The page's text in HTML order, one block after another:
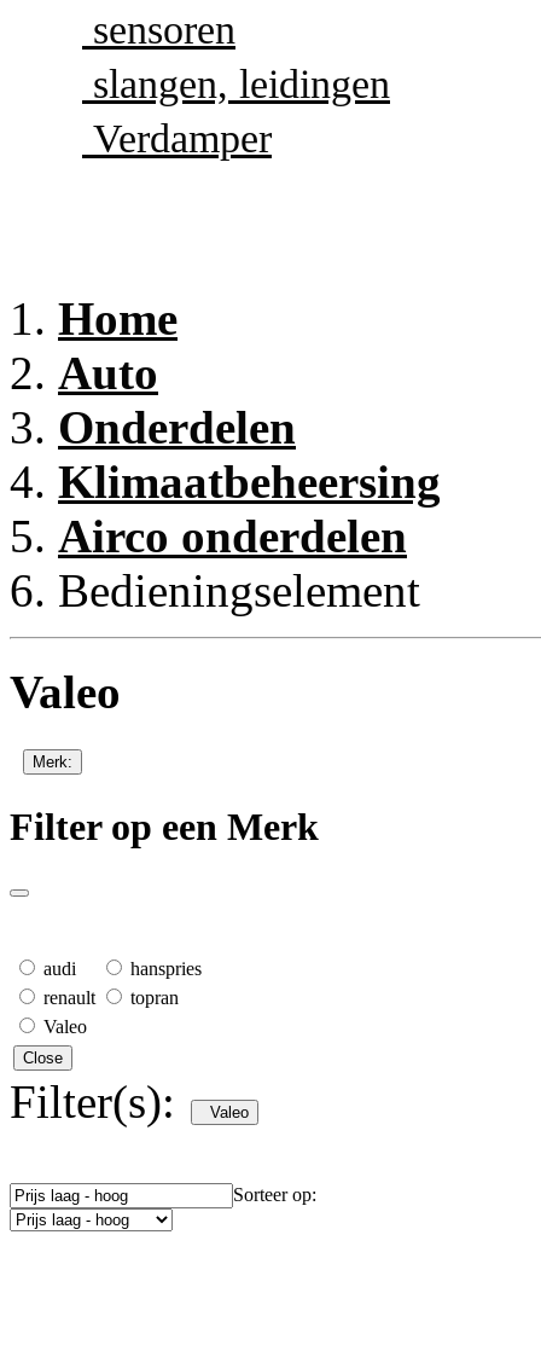
sensoren
slangen, leidingen
Verdamper
Home
Auto
Onderdelen
Klimaatbeheersing
Airco onderdelen
Bedieningselement
Valeo
Merk:
Filter op een Merk
audi
hanspries
renault
topran
Valeo
Close
Filter(s): Valeo
Sorteer op: